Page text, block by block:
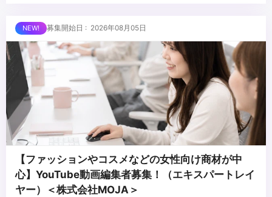
外とさせていただきます
■求める人物像
・自ら仕事を取りに行き、プロフェッショナルとして成長する意欲
のある方
・責任感のある方
・周りのメンバーと協調・協業ができる方
募集開始日 : 2026年08月05日
【ファッションやコスメなどの女性向け商材が中
心】YouTube動画編集者募集！（エキスパートレイ
ヤー）＜株式会社MOJA＞